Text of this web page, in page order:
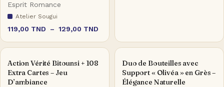
Esprit Romance
Atelier Sougui
119,00 TND – 129,00 TND
Action Vérité Bitounsi + 108
Extra Cartes – Jeu
D’ambiance
Duo de Bouteilles avec
Support « Olivéa » en Grès –
Élégance Naturelle